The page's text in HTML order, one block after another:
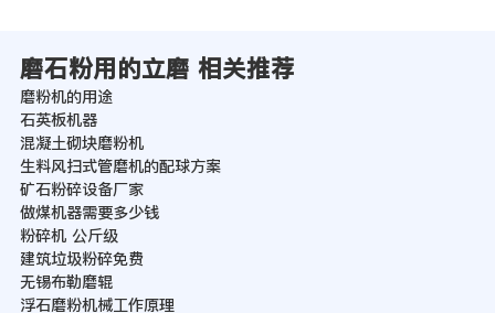
磨石粉用的立磨 相关推荐
磨粉机的用途
石英板机器
混凝土砌块磨粉机
生料风扫式管磨机的配球方案
矿石粉碎设备厂家
做煤机器需要多少钱
粉碎机 公斤级
建筑垃圾粉碎免费
无锡布勒磨辊
浮石磨粉机械工作原理